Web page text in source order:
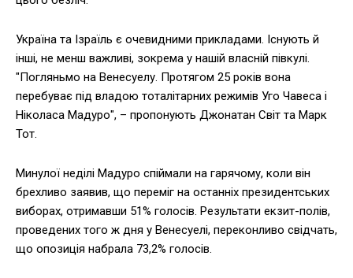
Україна та Ізраїль є очевидними прикладами. Існують й
інші, не менш важливі, зокрема у нашій власній півкулі.
"Погляньмо на Венесуелу. Протягом 25 років вона
перебуває під владою тоталітарних режимів Уго Чавеса і
Ніколаса Мадуро", – пропонують Джонатан Світ та Марк
Тот.
Минулої неділі Мадуро спіймали на гарячому, коли він
брехливо заявив, що переміг на останніх президентських
виборах, отримавши 51% голосів. Результати екзит-полів,
проведених того ж дня у Венесуелі, переконливо свідчать,
що опозиція набрала 73,2% голосів.